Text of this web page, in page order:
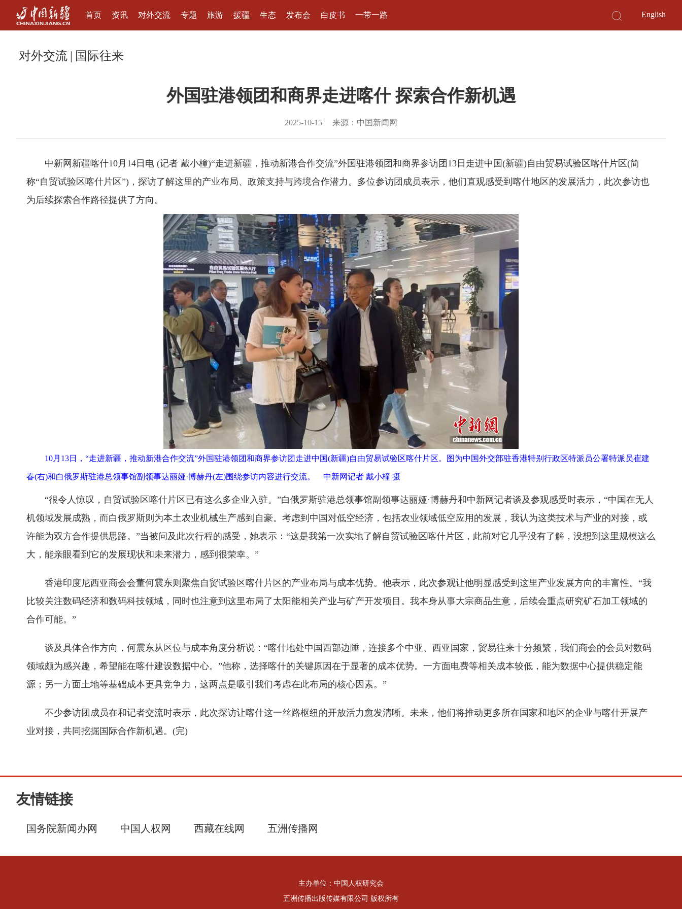
首页 资讯 对外交流 专题 旅游 援疆 生态 发布会 白皮书 一带一路 English
对外交流 | 国际往来
外国驻港领团和商界走进喀什 探索合作新机遇
2025-10-15 来源：中国新闻网
中新网新疆喀什10月14日电 (记者 戴小橦)“走进新疆，推动新港合作交流”外国驻港领团和商界参访团13日走进中国(新疆)自由贸易试验区喀什片区(简
称“自贸试验区喀什片区”)，探访了解这里的产业布局、政策支持与跨境合作潜力。多位参访团成员表示，他们直观感受到喀什地区的发展活力，此次参访也
为后续探索合作路径提供了方向。
10月13日，“走进新疆，推动新港合作交流”外国驻港领团和商界参访团走进中国(新疆)自由贸易试验区喀什片区。图为中国外交部驻香港特别行政区特派员公署特派员崔建
春(右)和白俄罗斯驻港总领事馆副领事达丽娅·博赫丹(左)围绕参访内容进行交流。 中新网记者 戴小橦 摄
“很令人惊叹，自贸试验区喀什片区已有这么多企业入驻。”白俄罗斯驻港总领事馆副领事达丽娅·博赫丹和中新网记者谈及参观感受时表示，“中国在无人
机领域发展成熟，而白俄罗斯则为本土农业机械生产感到自豪。考虑到中国对低空经济，包括农业领域低空应用的发展，我认为这类技术与产业的对接，或
许能为双方合作提供思路。”当被问及此次行程的感受，她表示：“这是我第一次实地了解自贸试验区喀什片区，此前对它几乎没有了解，没想到这里规模这么
大，能亲眼看到它的发展现状和未来潜力，感到很荣幸。”
香港印度尼西亚商会会董何震东则聚焦自贸试验区喀什片区的产业布局与成本优势。他表示，此次参观让他明显感受到这里产业发展方向的丰富性。“我
比较关注数码经济和数码科技领域，同时也注意到这里布局了太阳能相关产业与矿产开发项目。我本身从事大宗商品生意，后续会重点研究矿石加工领域的
合作可能。”
谈及具体合作方向，何震东从区位与成本角度分析说：“喀什地处中国西部边陲，连接多个中亚、西亚国家，贸易往来十分频繁，我们商会的会员对数码
领域颇为感兴趣，希望能在喀什建设数据中心。”他称，选择喀什的关键原因在于显著的成本优势。一方面电费等相关成本较低，能为数据中心提供稳定能
源；另一方面土地等基础成本更具竞争力，这两点是吸引我们考虑在此布局的核心因素。”
不少参访团成员在和记者交流时表示，此次探访让喀什这一丝路枢纽的开放活力愈发清晰。未来，他们将推动更多所在国家和地区的企业与喀什开展产
业对接，共同挖掘国际合作新机遇。(完)
友情链接
国务院新闻办网 中国人权网 西藏在线网 五洲传播网
主办单位：中国人权研究会
五洲传播出版传媒有限公司 版权所有